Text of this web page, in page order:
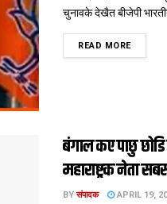
चुनावके देखैत बीजेपी
READ MOREDETAILS
बंगाल कए पाछु
महाराष्ट्रक नेता
BY संपादक APRIL 19,